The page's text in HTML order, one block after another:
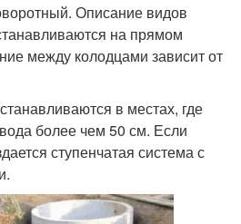
Описание видов
на прямом
между колодцами зависит от
в местах, где
более чем 50 см. Если
ступенчатая система с